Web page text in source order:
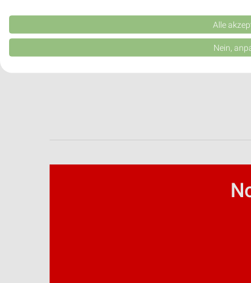
Verwendung reduzierter Daten zur Auswahl von
Erstellung von Profilen für personalisierte Werbung
Analyse von Zielgruppen durch Statistiken oder
Alle
Nein,